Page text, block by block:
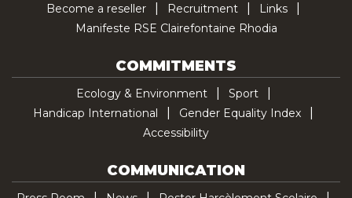
Become a reseller
Recruitment
Links
Manifeste RSE Clairefontaine Rhodia
COMMITMENTS
Ecology & Environment
Sport
Handicap International
Gender Equality Index
Accessibility
COMMUNICATION